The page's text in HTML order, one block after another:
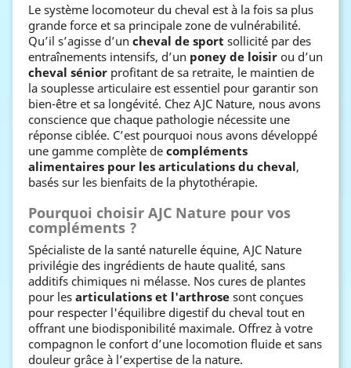
Le système locomoteur du cheval est à la fois sa plus
grande force et sa principale zone de vulnérabilité.
Qu’il s’agisse d’un cheval de sport sollicité par des
entraînements intensifs, d’un poney de loisir ou d’un
cheval sénior profitant de sa retraite, le maintien de
la souplesse articulaire est essentiel pour garantir son
bien-être et sa longévité. Chez AJC Nature, nous avons
conscience que chaque pathologie nécessite une
réponse ciblée. C’est pourquoi nous avons développé
une gamme complète de compléments
alimentaires pour les articulations du cheval,
basés sur les bienfaits de la phytothérapie.
Pourquoi choisir AJC Nature pour vos
compléments ?
Spécialiste de la santé naturelle équine, AJC Nature
privilégie des ingrédients de haute qualité, sans
additifs chimiques ni mélasse. Nos cures de plantes
pour les articulations et l'arthrose sont conçues
pour respecter l'équilibre digestif du cheval tout en
offrant une biodisponibilité maximale. Offrez à votre
compagnon le confort d’une locomotion fluide et sans
douleur grâce à l’expertise de la nature.